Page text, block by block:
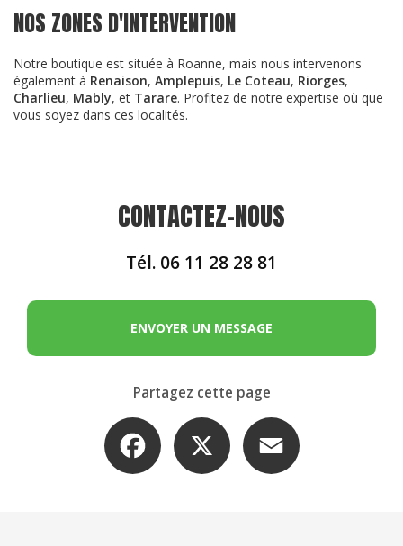
NOS ZONES D'INTERVENTION
Notre boutique est située à Roanne, mais nous intervenons
également à Renaison, Amplepuis, Le Coteau, Riorges,
Charlieu, Mably, et Tarare. Profitez de notre expertise où que
vous soyez dans ces localités.
CONTACTEZ-NOUS
Tél. 06 11 28 28 81
ENVOYER UN MESSAGE
Partagez cette page
Facebook